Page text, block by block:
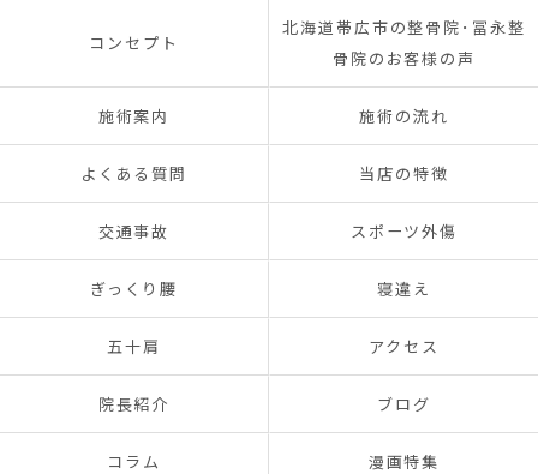
コンセプト
北海道帯広市の整骨院･冨永整
骨院のお客様の声
施術案内 施術の流れ
よくある質問 当店の特徴
交通事故 スポーツ外傷
ぎっくり腰 寝違え
五十肩 アクセス
院長紹介 ブログ
コラム 漫画特集